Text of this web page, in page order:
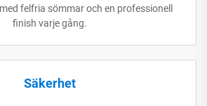
felfria sömmar och en professionell
finish varje gång.
Säkerhet